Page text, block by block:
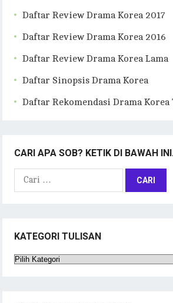
Daftar Review Drama Korea 2017
Daftar Review Drama Korea 2016
Daftar Review Drama Korea Lama
Daftar Sinopsis Drama Korea
Daftar Rekomendasi Drama
CARI APA SOB? KETIK DI BAWAH
Cari
KATEGORI TULISAN
Kategori